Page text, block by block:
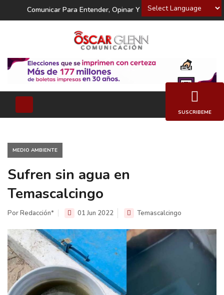
Powered by
Comunicar Para Entender, Opinar Y Decidir
MEDIO AMBIENTE
Sufren sin agua en
Temascalcingo
Por Redacción* 01 Jun 2022 Temascalcingo
SUSCRIBEME